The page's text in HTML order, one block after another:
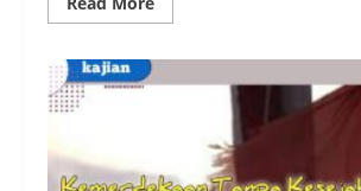
more
Jurnalis,
Membungkam
Kebenaran